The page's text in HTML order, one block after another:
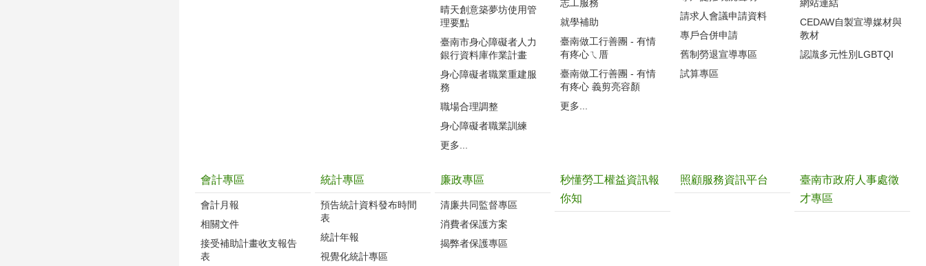
晴天創意築夢坊使用管
理要點
臺南市身心障礙者人力
銀行資料庫作業計畫
身心障礙者職業重建服
務
職場合理調整
身心障礙者職業訓練
更多...
志工服務
就學補助
臺南做工行善團 - 有情
有疼心ㄟ厝
臺南做工行善團 - 有情
有疼心 義剪亮容顏
更多...
請求人會議申請資料
專戶合併申請
舊制勞退宣導專區
試算專區
網站連結
CEDAW自製宣導媒材與
教材
認識多元性別LGBTQI
會計專區
會計月報
相關文件
接受補助計畫收支報告
表
統計專區
預告統計資料發布時間
表
統計年報
視覺化統計專區
廉政專區
清廉共同監督專區
消費者保護方案
揭弊者保護專區
秒懂勞工權益資訊報
你知
照顧服務資訊平台
臺南市政府人事處徵
才專區